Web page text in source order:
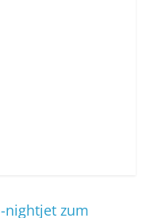
nightjet zum